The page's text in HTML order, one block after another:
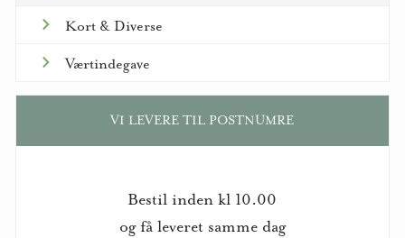
Kort & Diverse
Værtindegave
VI LEVERE TIL POSTNUMRE
Bestil inden kl 10.00
og få leveret samme dag